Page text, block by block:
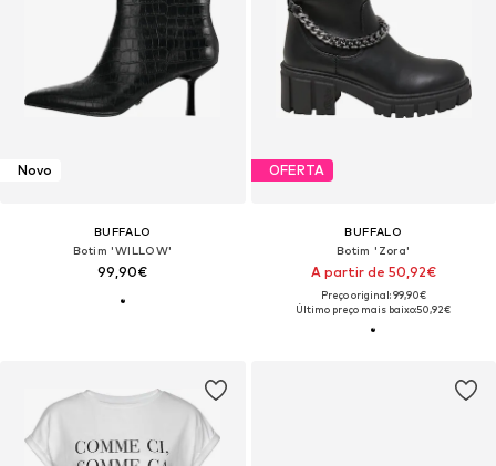
Novo
BUFFALO
Botim 'WILLOW'
99,90€
OFERTA
BUFFALO
Botim 'Zora'
A partir de 50,92€
Preço original: 99,90€
Último preço mais baixo:50,92€